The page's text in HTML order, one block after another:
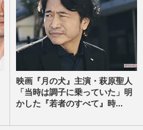
映画『月の犬』主演・萩原聖人
「当時は調子に乗っていた」明
かした『若者のすべて』時...